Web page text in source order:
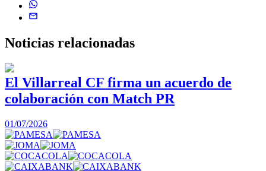
Noticias relacionadas
El Villarreal CF firma un acuerdo de
colaboración con Match PR
01/07/2026